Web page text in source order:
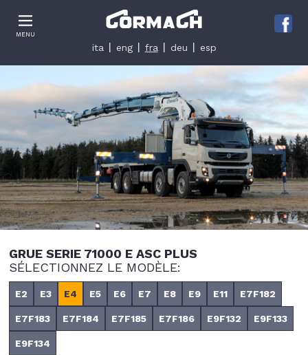
MENU
ita eng fra deu esp
GRUE SERIE 71000 E ASC PLUS
SÉLECTIONNEZ LE MODÈLE:
E2 E3 E4 E5 E6 E7 E8 E9 E11 E7F182
E7F183 E7F184 E7F185 E7F186 E9F132 E9F133
E9F134
Informativa sulla raccolta
Le tue preferenze relative alla privacy